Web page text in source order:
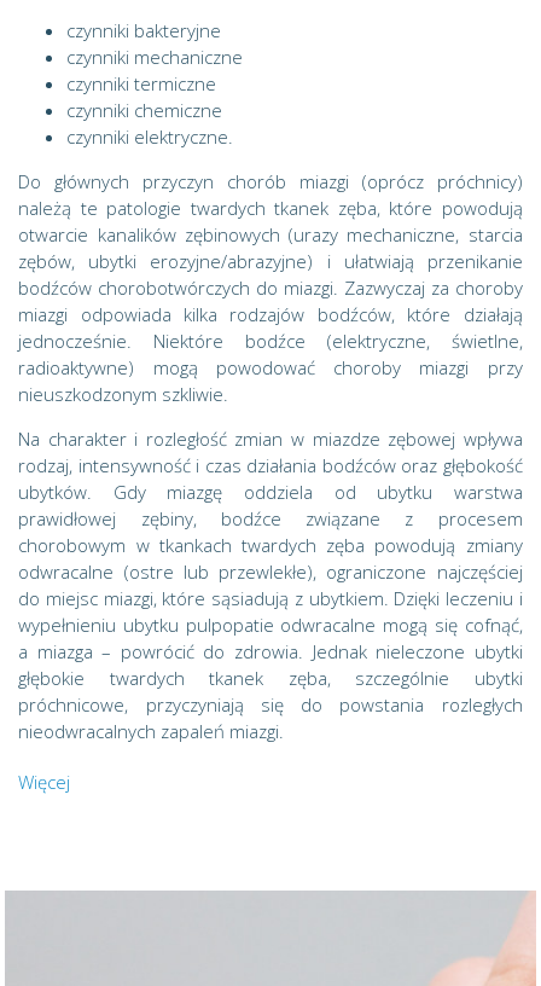
czynniki bakteryjne
czynniki mechaniczne
czynniki termiczne
czynniki chemiczne
czynniki elektryczne.
Do głównych przyczyn chorób miazgi (oprócz próchnicy)
należą te patologie twardych tkanek zęba, które powodują
otwarcie kanalików zębinowych (urazy mechaniczne, starcia
zębów, ubytki erozyjne/abrazyjne) i ułatwiają przenikanie
bodźców chorobotwórczych do miazgi. Zazwyczaj za choroby
miazgi odpowiada kilka rodzajów bodźców, które działają
jednocześnie. Niektóre bodźce (elektryczne, świetlne,
radioaktywne) mogą powodować choroby miazgi przy
nieuszkodzonym szkliwie.
Na charakter i rozległość zmian w miazdze zębowej wpływa
rodzaj, intensywność i czas działania bodźców oraz głębokość
ubytków. Gdy miazgę oddziela od ubytku warstwa
prawidłowej zębiny, bodźce związane z procesem
chorobowym w tkankach twardych zęba powodują zmiany
odwracalne (ostre lub przewlekłe), ograniczone najczęściej
do miejsc miazgi, które sąsiadują z ubytkiem. Dzięki leczeniu i
wypełnieniu ubytku pulpopatie odwracalne mogą się cofnąć,
a miazga – powrócić do zdrowia. Jednak nieleczone ubytki
głębokie twardych tkanek zęba, szczególnie ubytki
próchnicowe, przyczyniają się do powstania rozległych
nieodwracalnych zapaleń miazgi.
Więcej